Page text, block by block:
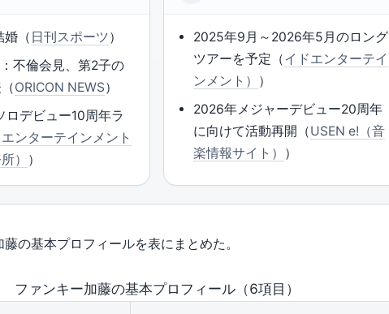
婚（ 日刊スポーツ）
不倫会見、第2子の
ORICON NEWS）
ロデビュー10周年ラ
ンターテインメント
） ）
2025年9月～2026年5月のロング
ツアーを予定（イドエンターテイ
ンメント） ）
2026年メジャーデビュー20周年
に向けて活動再開（USEN e!（音
楽情報サイト） ）
の基本プロフィールを表にまとめた。
ファンキー加藤の基本プロフィール（6項目）